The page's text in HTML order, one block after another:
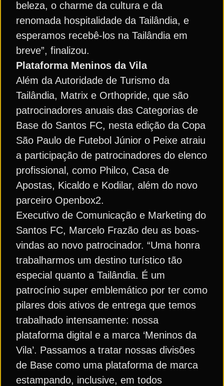
beleza, o charme da cultura e da
renomada hospitalidade da Tailândia, e
esperamos recebê-los na Tailândia em
breve”, finalizou.
Plataforma Meninos da Vila
Além da Autoridade de Turismo da
Tailândia, Matrix e Orthopride, que são
patrocinadores anuais das Categorias de
Base do Santos FC, nesta edição da Copa
São Paulo de Futebol Júnior o Peixe atraiu
a participação de patrocinadores do elenco
profissional, como Philco, Casa de
Apostas, Kicaldo e Kodilar, além do novo
parceiro Openbox2.
Executivo de Comunicação e Marketing do
Santos FC, Marcelo Frazão deu as boas-
vindas ao novo patrocinador. “Uma honra
trabalharmos um destino turístico tão
especial quanto a Tailândia. É um
patrocínio super emblemático por ter como
pilares dois ativos de entrega que temos
trabalhado intensamente: nossa
plataforma digital e a marca ‘Meninos da
Vila’. Passamos a tratar nossas divisões
de Base como uma plataforma de marca
estampando, inclusive, em todos